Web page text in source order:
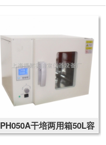
PH050A干培两用箱50L容